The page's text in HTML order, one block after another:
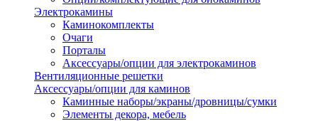
Электрокамины
Каминокомплекты
Очаги
Порталы
Аксессуары/опции для электрокаминов
Вентиляционные решетки
Аксессуары/опции для каминов
Каминные наборы/экраны/дровницы/сумки
Элементы декора, мебель